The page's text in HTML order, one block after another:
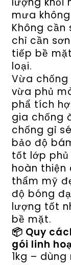
mưa
Không cần
chỉ cần
tiếp bề
loại.
Vừa chống
vừa phủ
phẩ tích
gia chống
chống gỉ
bảo độ
tốt lớp phủ
hoàn thiện
thẩm mỹ
độ bóng
lượng tốt
bề mặt.
📦 Quy
gói linh
1kg – dùng